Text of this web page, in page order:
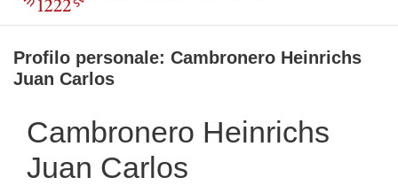
Profilo personale: Cambronero Heinrichs
Juan Carlos
Cambronero Heinrichs
Juan Carlos